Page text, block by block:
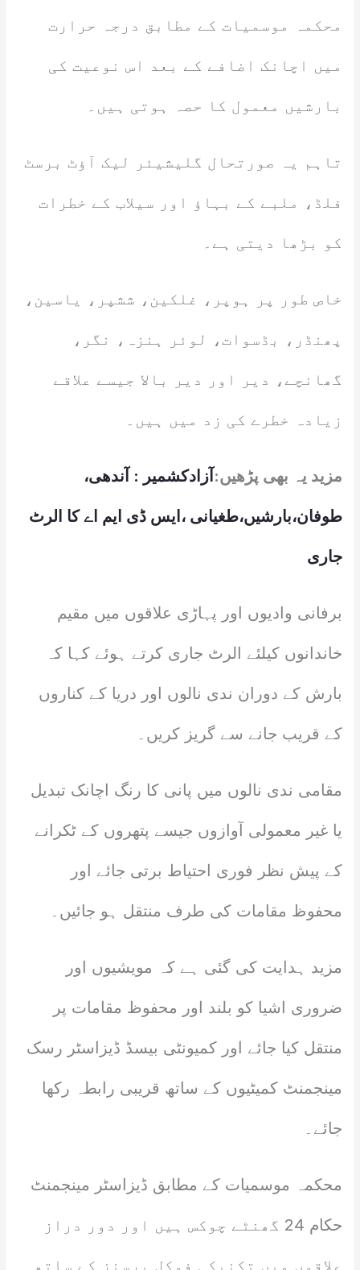
محکمہ موسمیات کے مطابق درجہ حرارت
میں اچانک اضافے کے بعد اس نوعیت کی
بارشیں معمول کا حصہ ہوتی ہیں۔
تاہم یہ صورتحال گلیشیئر لیک آؤٹ برسٹ
فلڈ، ملبے کے بہاؤ اور سیلاب کے خطرات
کو بڑھا دیتی ہے۔
خاص طور پر ہوپر، غلکین، ششپر، یاسین،
پھنڈر، بڈسوات، لوئر ہنزہ، نگر،
گھانچے، دیر اور دیر بالا جیسے علاقے
زیادہ خطرے کی زد میں ہیں۔
مزید یہ بھی پڑھیں: آزادکشمیر : آندھی،
طوفان،بارشیں،طغیانی ،ایس ڈی ایم اے کا الرٹ
جاری
برفانی وادیوں اور پہاڑی علاقوں میں مقیم
خاندانوں کیلئے الرٹ جاری کرتے ہوئے کہا کہ
بارش کے دوران ندی نالوں اور دریا کے کناروں
کے قریب جانے سے گریز کریں۔
مقامی ندی نالوں میں پانی کا رنگ اچانک تبدیل
یا غیر معمولی آوازوں جیسے پتھروں کے ٹکرانے
کے پیش نظر فوری احتیاط برتی جائے اور
محفوظ مقامات کی طرف منتقل ہو جائیں۔
مزید ہدایت کی گئی ہے کہ مویشیوں اور
ضروری اشیا کو بلند اور محفوظ مقامات پر
منتقل کیا جائے اور کمیونٹی بیسڈ ڈیزاسٹر رسک
مینجمنٹ کمیٹیوں کے ساتھ قریبی رابطہ رکھا
جائے۔
محکمہ موسمیات کے مطابق ڈیزاسٹر مینجمنٹ
حکام 24 گھنٹے چوکس ہیں اور دور دراز
علاقوں میں تکنیکی فوکل پرسنز کے ساتھ